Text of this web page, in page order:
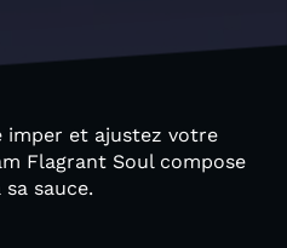
imper et ajustez votre
Flagrant Soul compose
sauce.